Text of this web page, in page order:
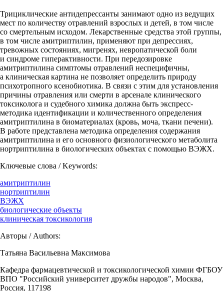
Трициклические антидепрессанты занимают одно из ведущих
мест по количеству отравлений взрослых и детей, в том числе
со смертельным исходом. Лекарственные средства этой группы,
в том числе амитриптилин, применяют при депрессиях,
тревожных состояниях, мигренях, невропатической боли
и синдроме гиперактивности. При передозировке
амитриптилина симптомы отравлений неспецифичны,
а клиническая картина не позволяет определить природу
психотропного ксенобиотика. В связи с этим для установления
причины отравления или смерти в арсенале клинического
токсиколога и судебного химика должна быть экспресс-
методика идентификации и количественного определения
амитриптилина в биоматериалах (кровь, моча, ткани печени).
В работе представлена методика определения содержания
амитриптилина и его основного физиологического метаболита
нортриптилина в биологических объектах с помощью ВЭЖХ.
Ключевые слова / Keywords:
амитриптилин
нортриптилин
ВЭЖХ
биологические объекты
клиническая токсикология
Авторы / Authors:
Татьяна Васильевна Максимова
Кафедра фармацевтической и токсикологической химии ФГБОУ
ВПО "Российский университет дружбы народов", Москва,
Россия, 117198